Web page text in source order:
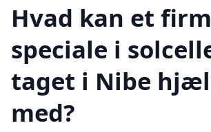
Hvad kan et
speciale i
taget i Nibe
med?